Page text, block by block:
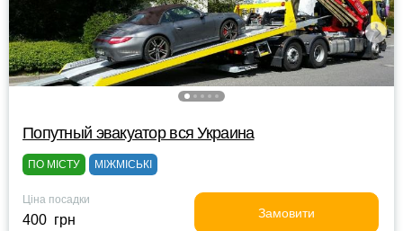
Попутный эвакуатор вся Украина
ПО МІСТУ МІЖМІСЬКІ
Ціна посадки
400 грн Замовити